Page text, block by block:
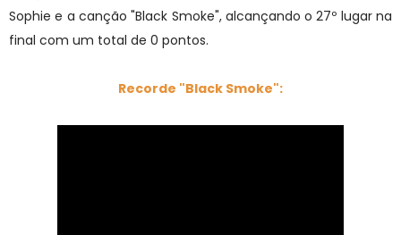
Sophie e a canção "Black Smoke", alcançando o 27º lugar na
final com um total de 0 pontos.
Recorde "Black Smoke":